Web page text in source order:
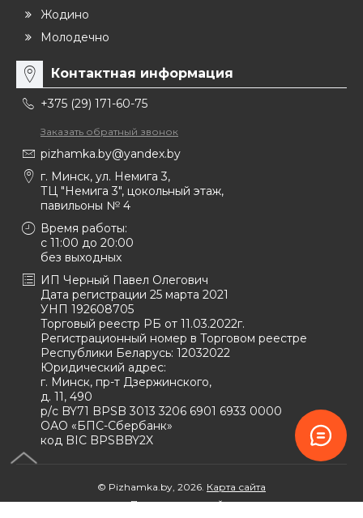
Жодино
Молодечно
Контактная информация
+375 (29) 171-60-75
Заказать обратный звонок
pizhamka.by@yandex.by
г. Минск, ул. Немига 3,
ТЦ "Немига 3", цокольный этаж,
павильоны № 4
Время работы:
c 11:00 до 20:00
без выходных
ИП Черный Павел Олегович
Дата регистрации 25 марта 2021
УНП 192608705
Торговый реестр РБ от 11.03.2022г.
Регистрационный номер в Торговом реестре
Республики Беларусь: 12032022
Юридический адрес:
г. Минск, пр-т Дзержинского,
д. 11, 490
р/с BY71 BPSB 3013 3206 6901 6933 0000
ОАО «БПС-Сбербанк»
код BIC BPSBBY2X
© Pizhamka.by, 2026. Карта сайта
Продвижение сайта